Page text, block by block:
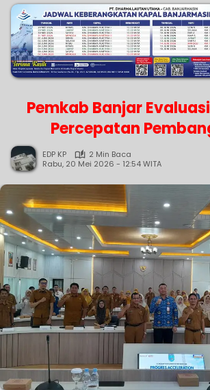
Pemkab Banjar
Percepatan
EDP KP
2 Min Baca
Rabu, 20 Mei 2026 - 12:54 WITA